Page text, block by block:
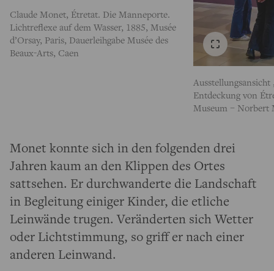
Claude Monet, Étretat. Die Manneporte.
Lichtreflexe auf dem Wasser, 1885, Musée
d’Orsay, Paris, Dauerleihgabe Musée des
Beaux-Arts, Caen
Entdeckung von
Museum – Norbert
Monet konnte sich in den folgenden drei
Jahren kaum an den Klippen des Ortes
sattsehen. Er durchwanderte die Landschaft
in Begleitung einiger Kinder, die etliche
Leinwände trugen. Veränderten sich Wetter
oder Lichtstimmung, so griff er nach einer
anderen Leinwand.